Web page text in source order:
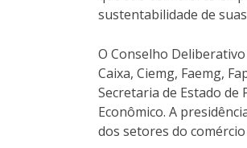
sustentabilidade de
O Conselho
Caixa, Ciemg, Faemg,
Secretaria de Estado
Econômico. A
dos setores do